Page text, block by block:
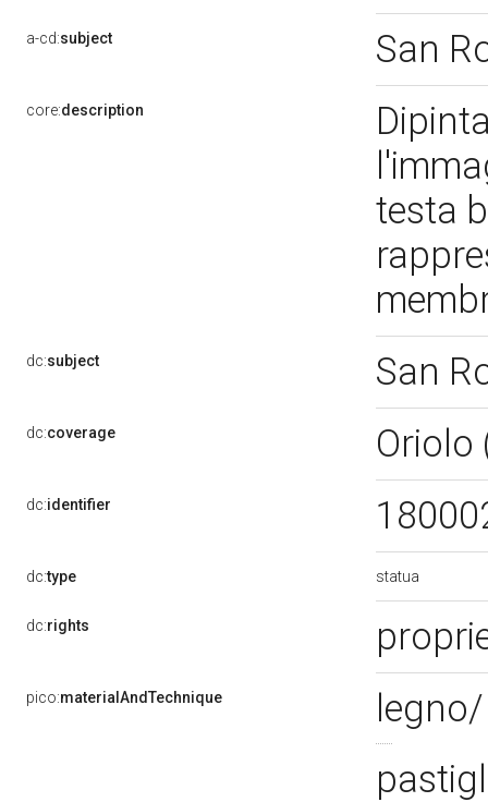
a-cd:subject San
core:description
testa
dc:subject San
dc:coverage Oriolo
dc:identifier
dc:type statua
dc:rights
pico:materialAndTechnique